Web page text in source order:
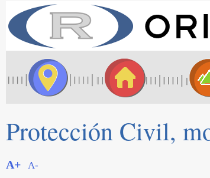
Protección Civil,
A+ A-